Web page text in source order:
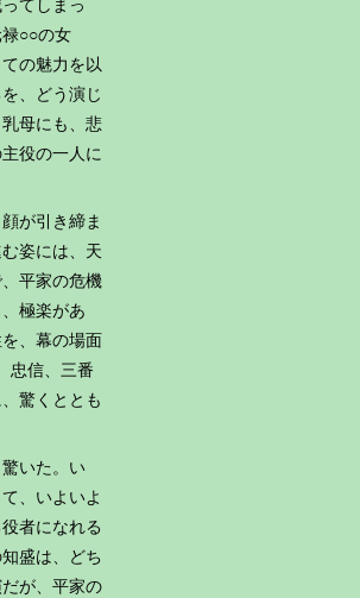
○○の女
の魅力を以
、どう演じ
母にも、悲
役の一人に
が引き締ま
姿には、天
平家の危機
極楽があ
、幕の場面
忠信、三番
驚くととも
いた。い
、いよいよ
者になれる
盛は、どち
が、平家の